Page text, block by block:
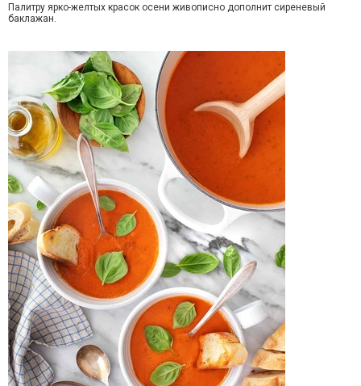
Палитру ярко-желтых красок осени живописно дополнит сиреневый
баклажан.